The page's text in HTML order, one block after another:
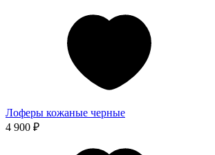
Лоферы кожаные черные
4 900 ₽